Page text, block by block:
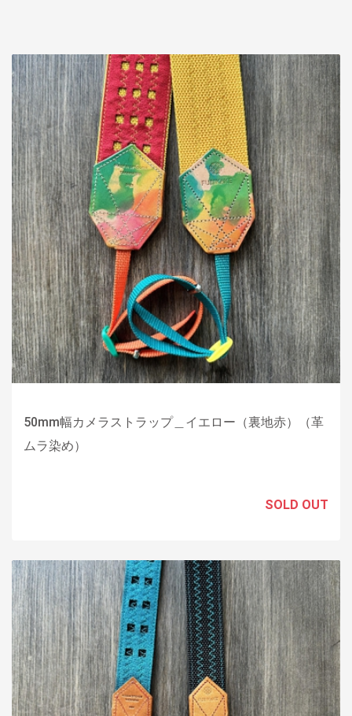
50mm幅カメラストラップ＿イエロー（裏地赤）（革
ムラ染め）
SOLD OUT